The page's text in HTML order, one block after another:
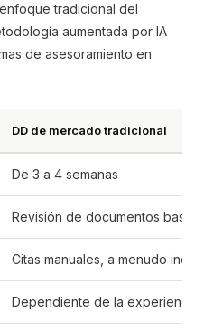
tradicional del
aumentada por IA
de asesoramiento en
DD de mercado tradicional
De 3 a 4 semanas
Revisión de documentos
Citas manuales, a menudo
Dependiente de la experiencia